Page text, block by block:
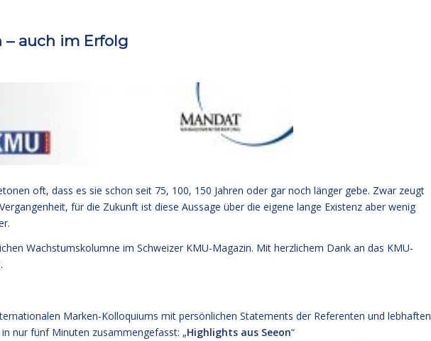
auch im Erfolg
oft, dass es sie schon seit 75, 100, 150 Jahren oder gar noch länger gebe. Zwar zeugt
für die Zukunft ist diese Aussage über die eigene lange Existenz aber wenig
Wachstumskolumne im Schweizer KMU-Magazin. Mit herzlichem Dank an das KMU-
Marken-Kolloquiums mit persönlichen Statements der Referenten und lebhaften
nur fünf Minuten zusammengefasst: „Highlights aus Seeon“